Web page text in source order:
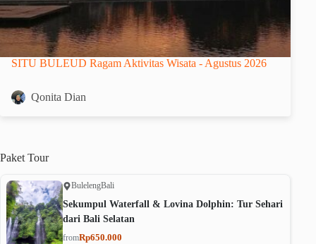
SITU BULEUD Ragam Aktivitas Wisata - Agustus 2026
Qonita Dian
Paket Tour
BulelengBali
Sekumpul Waterfall & Lovina Dolphin: Tur Sehari
dari Bali Selatan
fromRp650.000